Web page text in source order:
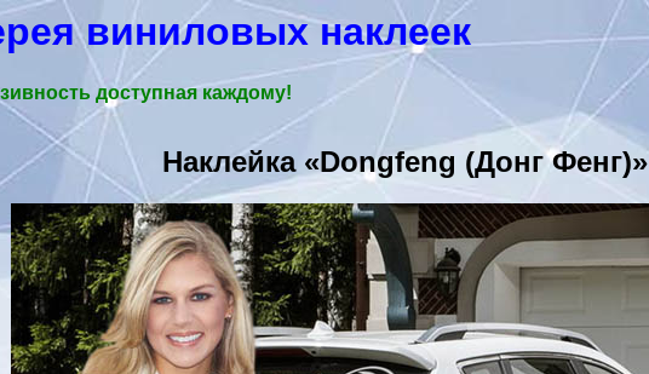
виниловых наклеек
доступная каждому!
Наклейка «Dongfeng (Донг Фенг)»